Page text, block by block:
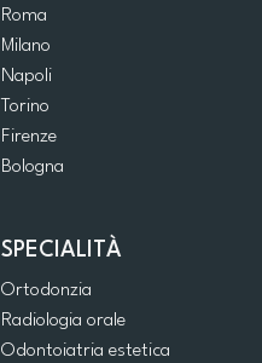
Roma
Milano
Napoli
Torino
Firenze
Bologna
SPECIALITÀ
Ortodonzia
Radiologia orale
Odontoiatria estetica